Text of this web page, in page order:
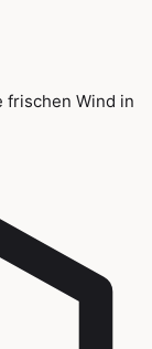
frischen Wind in